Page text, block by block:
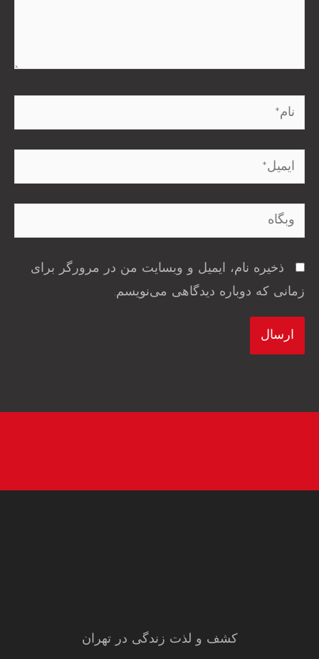
نام*
ایمیل*
وبگاه
ذخیره نام، ایمیل و وبسایت من در مرورگر برای
زمانی که دوباره دیدگاهی می‌نویسم.
کشف و لذت زندگی در تهران